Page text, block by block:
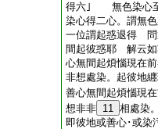
得六｣ 無色染心至
染心得二心。謂無
一位謂起惑退得 問
間起彼惑耶 解云如
心無間起煩惱現在
非想處染。起彼地
善心無間起煩惱現
想非非 11 相處染
即彼地或善心･或染